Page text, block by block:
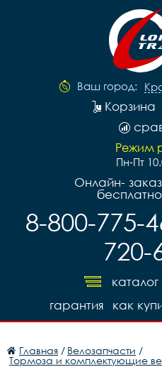
Ваш город:
Корзина
Режим
Пн-Пт
Онлайн-
8-800-775-
720-
как
гарантия
Главная / Велозапчасти /
Тормоза и комплектующие